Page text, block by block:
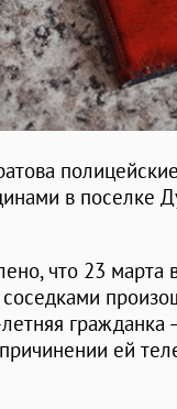
в поселке
что 23 марта
гражданка
ей